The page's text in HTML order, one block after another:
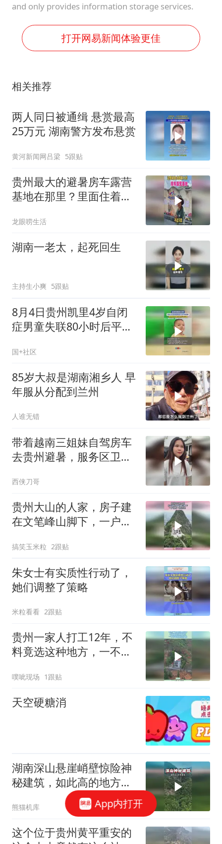
and only provides information storage services.
打开网易新闻体验更佳
相关推荐
两人同日被通缉 悬赏最高
25万元 湖南警方发布悬赏
黄河新闻网吕梁 5跟贴
贵州最大的避暑房车露营
基地在那里？里面住着多
龙眼唠生活
湖南一老太，起死回生
主持生小爽 5跟贴
8月4日贵州凯里4岁自闭
症男童失联80小时后平安
大家吃饭
国+社区
85岁大叔是湖南湘乡人 早
年服从分配到兰州
人谁无错
带着越南三姐妹自驾房车
去贵州避暑，服务区卫生
西侠刀哥
贵州大山的人家，房子建
在文笔峰山脚下，一户独
搞笑玉米粒 2跟贴
朱女士有实质性行动了，
她们调整了策略
米粒看看 2跟贴
贵州一家人打工12年，不
料竟选这种地方，一不小
噗呲现场 1跟贴
天空硬糖消
湖南深山悬崖峭壁惊险神
秘建筑，如此高的地方建
这样的建筑
熊猫机库
这个位于贵州黄平重安的
App内打开